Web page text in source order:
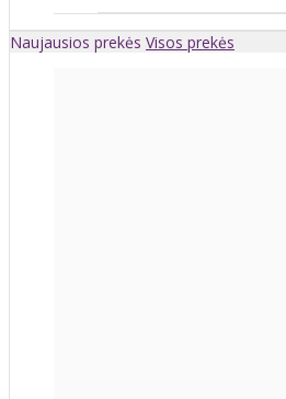
Naujausios prekės Visos prekės